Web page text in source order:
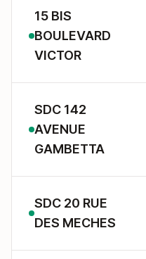
15 BIS
BOULEVARD
VICTOR
SDC 142
AVENUE
GAMBETTA
SDC 20 RUE
DES MECHES